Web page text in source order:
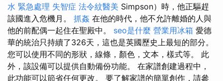
水 緊急處理 失智症 法令紋醫美 Simpson）時，他正驅趕
該國進入危機月。 抓姦 在他的時代，他不允許離婚的人與
他的前配偶一起住在聖殿中。 seo是什麼 營業用冰箱 愛德
華的統治只持續了326天，這也是英國歷史上最短的部分。
您可以使用不同的形狀，線條，顏色，文本，樣式等。 此
外，該設備可以提供自動備份功能。 在家譜創建過程中，
此功能可以節省任何更改。 要了解家譜的簡單創作，請參